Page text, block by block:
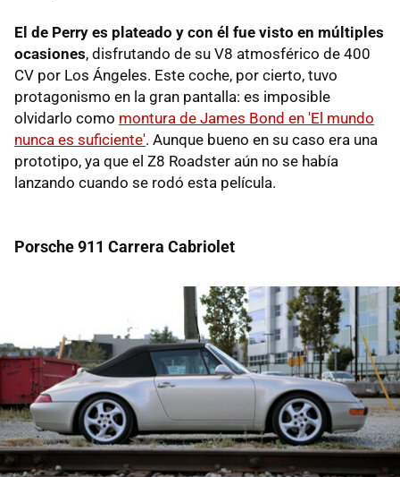
El de Perry es plateado y con él fue visto en múltiples
ocasiones, disfrutando de su V8 atmosférico de 400
CV por Los Ángeles. Este coche, por cierto, tuvo
protagonismo en la gran pantalla: es imposible
olvidarlo como montura de James Bond en 'El mundo
nunca es suficiente'. Aunque bueno en su caso era una
prototipo, ya que el Z8 Roadster aún no se había
lanzando cuando se rodó esta película.
Porsche 911 Carrera Cabriolet